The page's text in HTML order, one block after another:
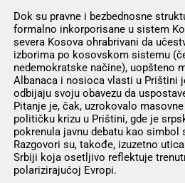
Dok su pravne i bezbednosne
formalno inkorporisane u sistem
severa Kosova ohrabrivani da
izborima po kosovskom sistemu
nedemokratske načine), uopšteno
Albanaca i nosioca vlasti u Prištini
odbijaju svoju obavezu da
Pitanje je, čak, uzrokovalo
političku krizu u Prištini, gde je
pokrenula javnu debatu kao simbol
Razgovori su, takođe, izuzetno
Srbiji koja osetljivo reflektuje
polarizirajućoj Evropi.